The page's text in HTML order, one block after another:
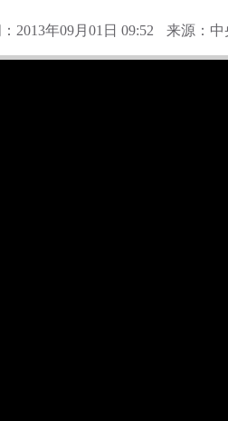
2013年09月01日 09:52 来源：中